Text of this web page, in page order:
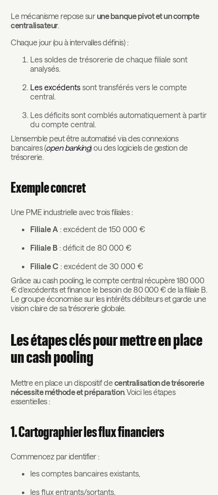
Le mécanisme repose surune banque pivot et un compte
centralisateur.
Chaque jour (ou à intervalles définis) :
Les soldes de trésorerie de chaque filiale sont
analysés.
Les excédents sont transférés vers le compte
central.
Les déficits sont comblés automatiquement à partir
du compte central.
L’ensemble peut être automatisé via des connexions
bancaires (open banking) ou des logiciels de gestion de
trésorerie.
Exemple concret
Une PME industrielle avec trois filiales :
Filiale A : excédent de 150 000 €
Filiale B : déficit de 80 000 €
Filiale C : excédent de 30 000 €
Grâce au cash pooling, le compte central récupère 180 000
€ d’excédents et finance le besoin de 80 000 € de la filiale B.
Le groupe économise sur les intérêts débiteurs et garde une
vision claire de sa trésorerie globale.
Les étapes clés pour mettre en place
un cash pooling
Mettre en place un dispositif decentralisation de trésorerie
nécessite méthode et préparation. Voici les étapes
essentielles :
1. Cartographier les flux financiers
Commencez par identifier :
les comptes bancaires existants,
les flux entrants/sortants,